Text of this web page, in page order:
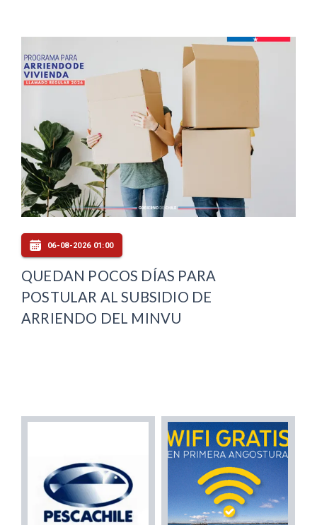
06-08-2026 01:00
QUEDAN POCOS DÍAS PARA
POSTULAR AL SUBSIDIO DE
ARRIENDO DEL MINVU